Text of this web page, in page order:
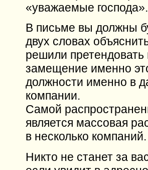
«уважаемые господа».
В письме вы должны
двух словах
решили претендовать
замещение именно
должности именно в
компании.
Самой
является массовая
в несколько компаний.
Никто не станет за